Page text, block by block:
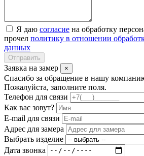
Я даю согласие на обработку
прочел политику в отношении
данных
Отправить
Заявка на замер ×
Спасибо за обращение в нашу
Пожалуйста, заполните поля.
Телефон для связи
Как вас зовут?
E-mail для связи
Адрес для замера
Выбрать изделие
Дата звонка